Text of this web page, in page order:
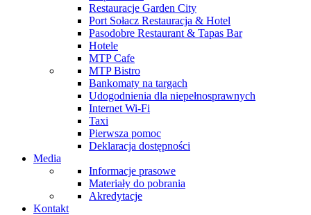
Restauracje Garden City
Port Sołacz Restauracja & Hotel
Pasodobre Restaurant & Tapas Bar
Hotele
MTP Cafe
MTP Bistro
Bankomaty na targach
Udogodnienia dla niepełnosprawnych
Internet Wi-Fi
Taxi
Pierwsza pomoc
Deklaracja dostępności
Media
Informacje prasowe
Materiały do pobrania
Akredytacje
Kontakt